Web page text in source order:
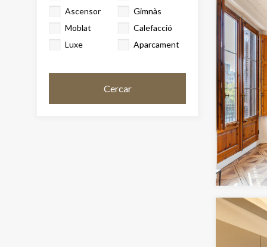
Ascensor
Gimnàs
Moblat
Calefacció
Luxe
Aparcament
Cercar